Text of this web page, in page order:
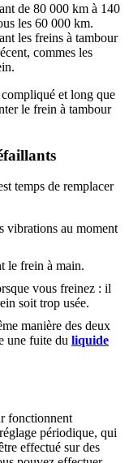
de 80 000 km à 140
les 60 000 km.
les freins à tambour
commes les
et long que
le frein à tambour
temps de remplacer
vibrations au moment
le frein à main.
vous freinez : il
soit trop usée.
manière des deux
une fuite du liquide
fonctionnent
périodique, qui
effectué sur des